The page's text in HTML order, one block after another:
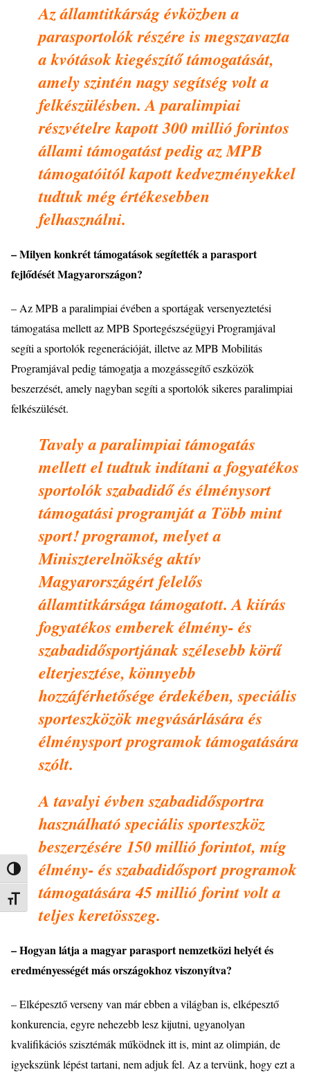
Nagy kontraszt váltása
Betűméret váltása
Az államtitkárságévközben a
parasportolók részére is megszavazta
a kvótások kiegészítő támogatását,
amely szintén nagy segítség volt a
felkészülésben. A paralimpiai
részvételre kapott 300 millió forintos
állami támogatást pedig az MPB
támogatóitól kapott kedvezményekkel
tudtuk mégértékesebben
felhasználni.
– Milyen konkrét támogatások segítették a parasport
fejlődését Magyarországon?
– Az MPB a paralimpiai évében a sportágak versenyeztetési
támogatása mellett az MPB Sportegészségügyi Programjával
segíti a sportolók regenerációját, illetve az MPB Mobilitás
Programjával pedig támogatja a mozgássegítő eszközök
beszerzését, amely nagyban segíti a sportolók sikeres paralimpiai
felkészülését.
Tavaly a paralimpiai támogatás
mellett el tudtuk indítani a fogyatékos
sportolók szabadidő és élménysort
támogatási programját a Több mint
sport! programot, melyet a
Miniszterelnökség aktív
Magyarországért felelős
államtitkársága támogatott. A kiírás
fogyatékos emberekélmény- és
szabadidősportjának szélesebb körű
elterjesztése, könnyebb
hozzáférhetősége érdekében, speciális
sporteszközök megvásárlására és
élménysport programok támogatására
szólt.
A tavalyiévben szabadidősportra
használható speciális sporteszköz
beszerzésére 150 millió forintot, míg
élmény- és szabadidősport programok
támogatására 45 millió forint volt a
teljes keretösszeg.
– Hogyan látja a magyar parasport nemzetközi helyétés
eredményességét más országokhoz viszonyítva?
– Elképesztő verseny van már ebben a világban is, elképesztő
konkurencia, egyre nehezebb lesz kijutni, ugyanolyan
kvalifikációs szisztémák működnek itt is, mint az olimpián, de
igyekszünk lépést tartani, nem adjuk fel. Az a tervünk, hogy ezt a